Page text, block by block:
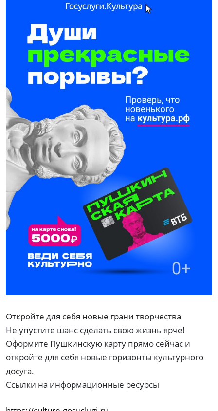
Откройте для себя новые грани творчества
Не упустите шанс сделать свою жизнь ярче!
Оформите Пушкинскую карту прямо сейчас и
откройте для себя новые горизонты культурного
досуга.
Ссылки на информационные ресурсы